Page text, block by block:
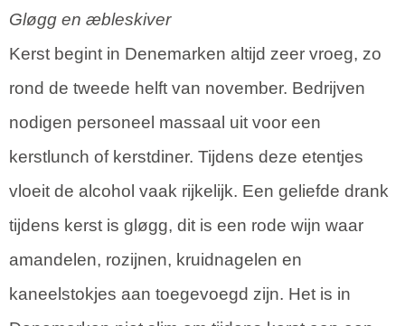
Gløgg en æbleskiver
Kerst begint in Denemarken altijd zeer vroeg, zo
rond de tweede helft van november. Bedrijven
nodigen personeel massaal uit voor een
kerstlunch of kerstdiner. Tijdens deze etentjes
vloeit de alcohol vaak rijkelijk. Een geliefde drank
tijdens kerst is gløgg, dit is een rode wijn waar
amandelen, rozijnen, kruidnagelen en
kaneelstokjes aan toegevoegd zijn. Het is in